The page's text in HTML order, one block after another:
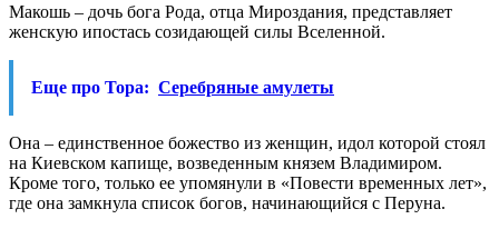
Макошь – дочь бога Рода, отца Мироздания, представляет
женскую ипостась созидающей силы Вселенной.
Еще про Тора: Серебряные амулеты
Она – единственное божество из женщин, идол которой стоял
на Киевском капище, возведенным князем Владимиром.
Кроме того, только ее упомянули в «Повести временных лет»,
где она замкнула список богов, начинающийся с Перуна.